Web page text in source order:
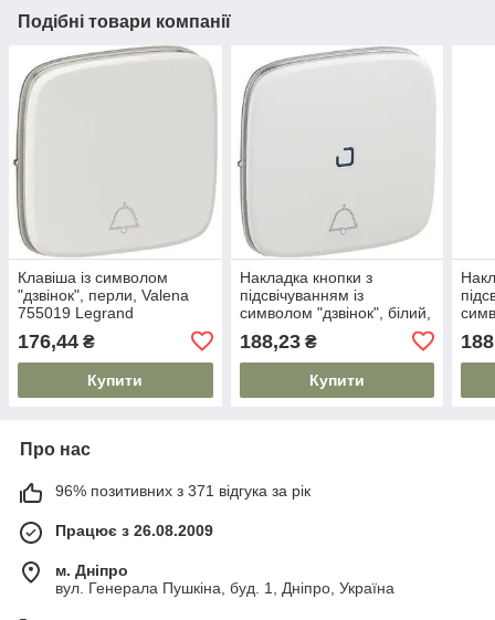
Подібні товари компанії
Клавіша із символом
"дзвінок", перли, Valena
755019 Legrand
176,44 ₴
Купити
Накладка кнопки з
підсвічуванням із
символом "дзвінок", білий,
188,23₴
Купити
Про нас
96% позитивних з 371 відгука за рік
Працює з 26.08.2009
м. Дніпро
вул. Генерала Пушкіна, буд. 1, Дніпро, Україна